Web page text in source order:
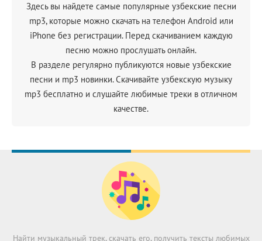
Здесь вы найдете самые популярные узбекские песни
mp3, которые можно скачать на телефон Android или
iPhone без регистрации. Перед скачиванием каждую
песню можно прослушать онлайн.
В разделе регулярно публикуются новые узбекские
песни и mp3 новинки. Скачивайте узбекскую музыку
mp3 бесплатно и слушайте любимые треки в отличном
качестве.
Найти музыкальный трек, скачать его, получить тексты любимых